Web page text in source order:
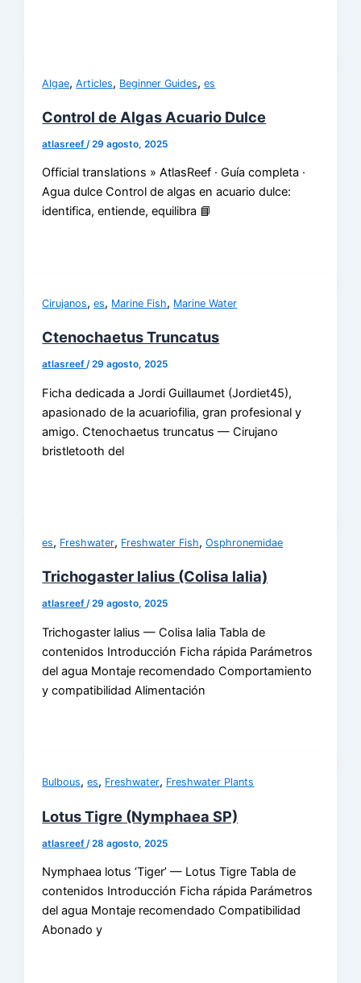
Algae,Articles, Beginner Guides,es
Control de Algas Acuario Dulce
atlasreef /29 agosto, 2025
Official translations » AtlasReef · Guía completa ·
Agua dulce Control de algas en acuario dulce:
identifica, entiende, equilibra 📘
Cirujanos,es, Marine Fish, Marine Water
Ctenochaetus Truncatus
atlasreef/29 agosto, 2025
Ficha dedicada a Jordi Guillaumet (Jordiet45),
apasionado de la acuariofilia, gran profesional y
amigo. Ctenochaetus truncatus — Cirujano
bristletooth del
es, Freshwater, Freshwater Fish,Osphronemidae
Trichogaster lalius (Colisa lalia)
atlasreef/29 agosto, 2025
Trichogaster lalius — Colisa lalia Tabla de
contenidos Introducción Ficha rápida Parámetros
del agua Montaje recomendado Comportamiento
y compatibilidad Alimentación
Bulbous,es, Freshwater, Freshwater Plants
Lotus Tigre (Nymphaea SP)
atlasreef /28 agosto, 2025
Nymphaea lotus ‘Tiger’ — Lotus Tigre Tabla de
contenidos Introducción Ficha rápida Parámetros
del agua Montaje recomendado Compatibilidad
Abonado y